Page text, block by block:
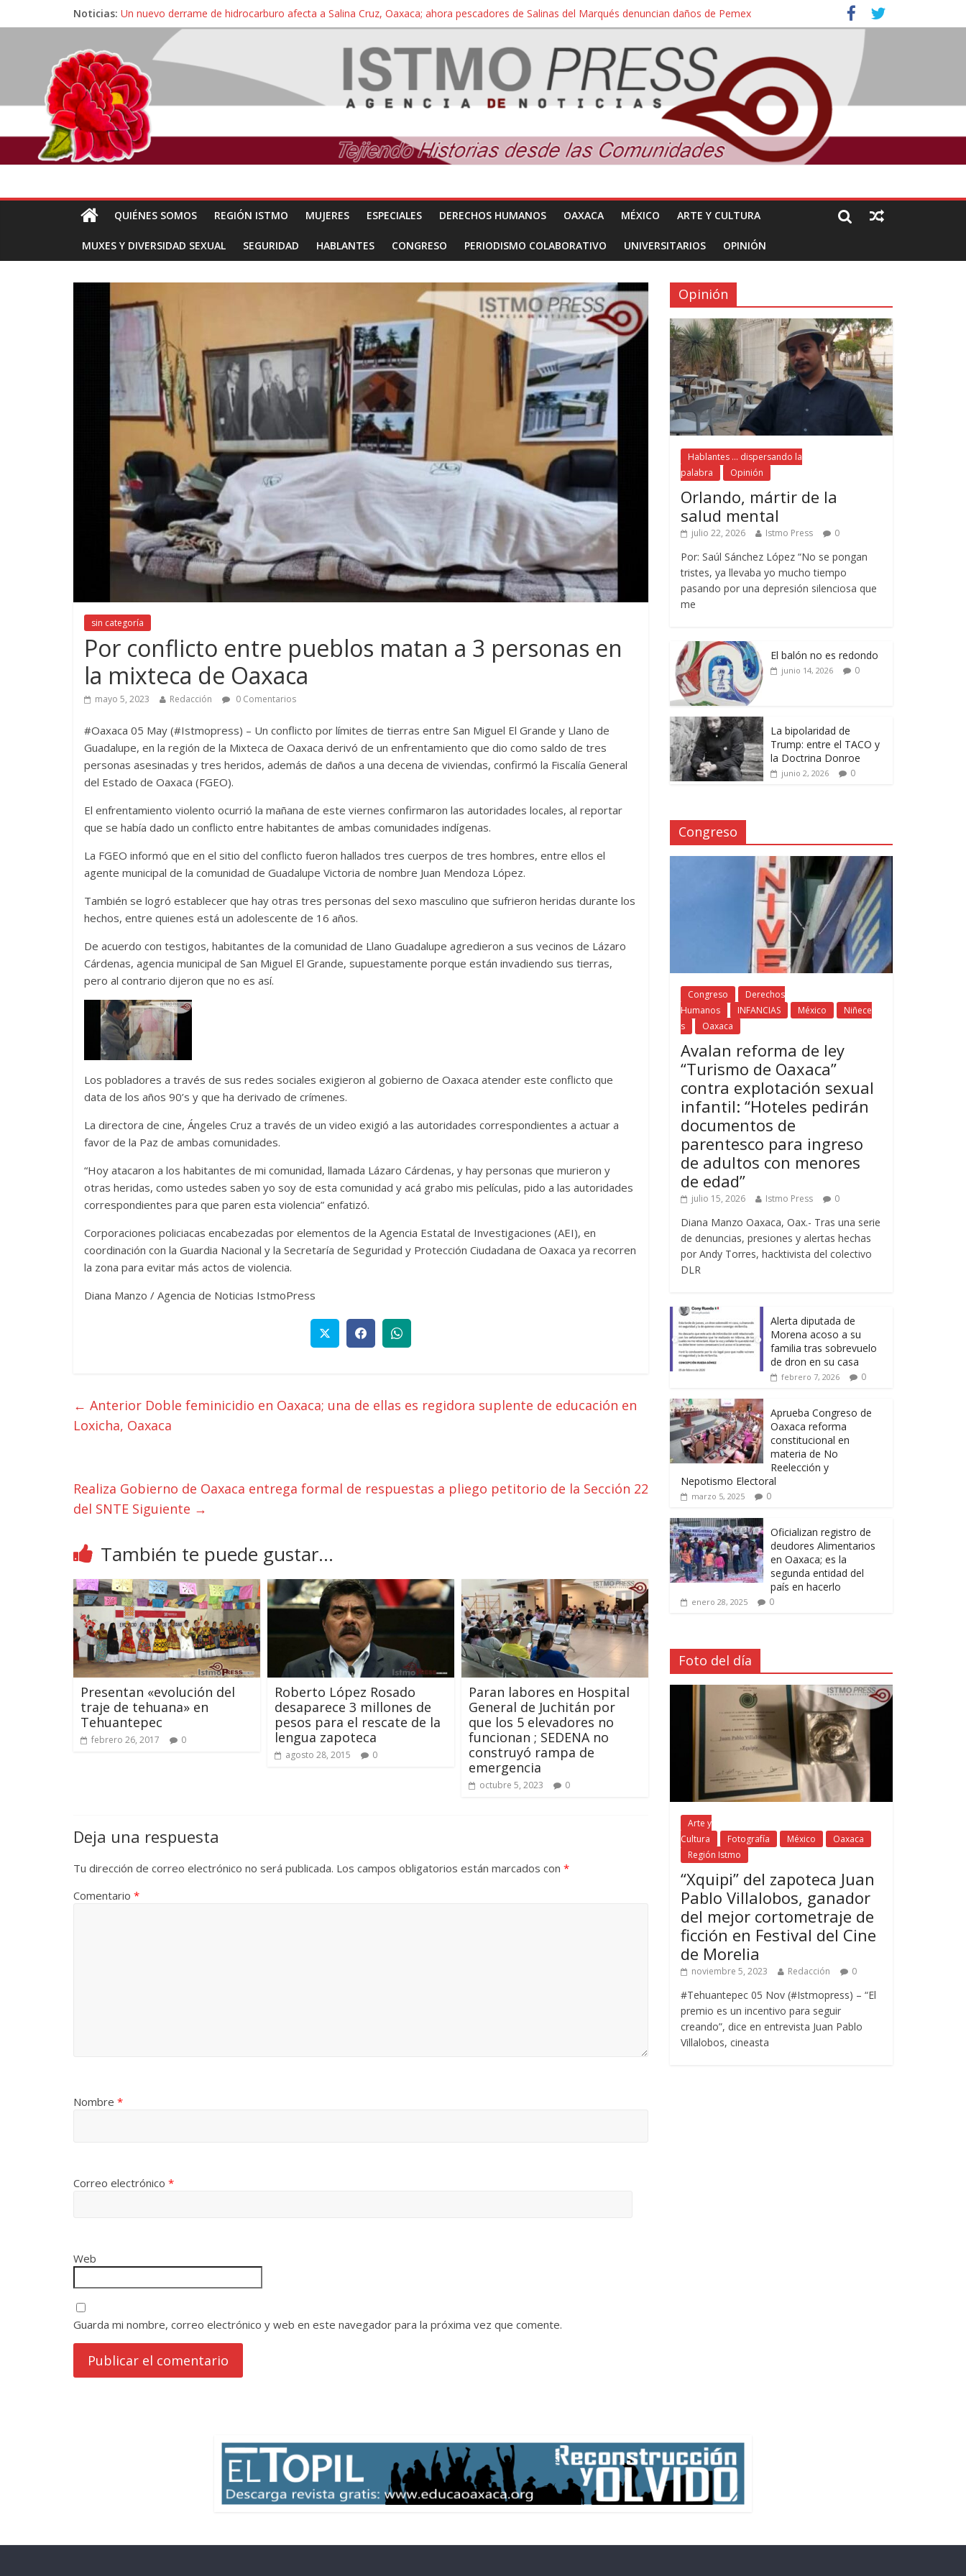
Noticias: Un nuevo derrame de hidrocarburo afecta a Salina Cruz, Oaxaca; ahora pescadores de Salinas del Marqués denuncian daños de Pemex
Ángel, el joven autista expulsado por la Universidad Bienestar de Ixtepec, Oaxaca vuelve a las aulas tras amparo
Familiares de periodista Alejandro Leyva se reúnen con titular de la SEGOB y exigen detener a los autores materiales e intelectuales de su asesinato
Alertan pescadores de Juchitán, Oaxaca de nuevo despojo de su territorio para construir un parque eólico
Pescadores y comuneros ikoots detienen la extracción ilegal de material pétreo de gravera Oyamel
QUIÉNES SOMOS REGIÓN ISTMO MUJERES ESPECIALES DERECHOS HUMANOS OAXACA MÉXICO ARTE Y CULTURA
MUXES Y DIVERSIDAD SEXUAL SEGURIDAD HABLANTES CONGRESO PERIODISMO COLABORATIVO UNIVERSITARIOS OPINIÓN
sin categoría
Por conflicto entre pueblos matan a 3 personas en
la mixteca de Oaxaca
mayo 5, 2023 Redacción 0 Comentarios
#Oaxaca 05 May (#Istmopress) – Un conflicto por límites de tierras entre San Miguel El Grande y Llano de
Guadalupe, en la región de la Mixteca de Oaxaca derivó de un enfrentamiento que dio como saldo de tres
personas asesinadas y tres heridos, además de daños a una decena de viviendas, confirmó la Fiscalía General
del Estado de Oaxaca (FGEO).
El enfrentamiento violento ocurrió la mañana de este viernes confirmaron las autoridades locales, al reportar
que se había dado un conflicto entre habitantes de ambas comunidades indígenas.
La FGEO informó que en el sitio del conflicto fueron hallados tres cuerpos de tres hombres, entre ellos el
agente municipal de la comunidad de Guadalupe Victoria de nombre Juan Mendoza López.
También se logró establecer que hay otras tres personas del sexo masculino que sufrieron heridas durante los
hechos, entre quienes está un adolescente de 16 años.
De acuerdo con testigos, habitantes de la comunidad de Llano Guadalupe agredieron a sus vecinos de Lázaro
Cárdenas, agencia municipal de San Miguel El Grande, supuestamente porque están invadiendo sus tierras,
pero al contrario dijeron que no es así.
Los pobladores a través de sus redes sociales exigieron al gobierno de Oaxaca atender este conflicto que
data de los años 90’s y que ha derivado de crímenes.
La directora de cine, Ángeles Cruz a través de un video exigió a las autoridades correspondientes a actuar a
favor de la Paz de ambas comunidades.
“Hoy atacaron a los habitantes de mi comunidad, llamada Lázaro Cárdenas, y hay personas que murieron y
otras heridas, como ustedes saben yo soy de esta comunidad y acá grabo mis películas, pido a las autoridades
correspondientes para que paren esta violencia” enfatizó.
Corporaciones policiacas encabezadas por elementos de la Agencia Estatal de Investigaciones (AEI), en
coordinación con la Guardia Nacional y la Secretaría de Seguridad y Protección Ciudadana de Oaxaca ya recorren
la zona para evitar más actos de violencia.
Diana Manzo / Agencia de Noticias IstmoPress
← Anterior Doble feminicidio en Oaxaca; una de ellas es regidora suplente de educación en
Loxicha, Oaxaca
Realiza Gobierno de Oaxaca entrega formal de respuestas a pliego petitorio de la Sección 22
del SNTE Siguiente →
También te puede gustar...
Presentan «evolución del
traje de tehuana» en
Tehuantepec
febrero 26, 2017 0
Roberto López Rosado
desaparece 3 millones de
pesos para el rescate de la
lengua zapoteca
agosto 28, 2015 0
Paran labores en Hospital
General de Juchitán por
que los 5 elevadores no
funcionan ; SEDENA no
construyó rampa de
emergencia
octubre 5, 2023 0
Deja una respuesta
Tu dirección de correo electrónico no será publicada. Los campos obligatorios están marcados con *
Comentario *
Nombre *
Correo electrónico *
Web
Guarda mi nombre, correo electrónico y web en este navegador para la próxima vez que comente.
Opinión
Hablantes ... dispersando la
palabra
Opinión
Orlando, mártir de la
salud mental
julio 22, 2026 Istmo Press 0
Por: Saúl Sánchez López “No se pongan
tristes, ya llevaba yo mucho tiempo
pasando por una depresión silenciosa que
me
El balón no es redondo
junio 14, 2026 0
La bipolaridad de
Trump: entre el TACO y
la Doctrina Donroe
junio 2, 2026 0
Congreso
Congreso
Derechos
Humanos
INFANCIAS México
Niñece
s
Oaxaca
Avalan reforma de ley
“Turismo de Oaxaca”
contra explotación sexual
infantil: “Hoteles pedirán
documentos de
parentesco para ingreso
de adultos con menores
de edad”
julio 15, 2026 Istmo Press 0
Diana Manzo Oaxaca, Oax.- Tras una serie
de denuncias, presiones y alertas hechas
por Andy Torres, hacktivista del colectivo
DLR
Alerta diputada de
Morena acoso a su
familia tras sobrevuelo
de dron en su casa
febrero 7, 2026 0
Aprueba Congreso de
Oaxaca reforma
constitucional en
materia de No
Reelección y
Nepotismo Electoral
marzo 5, 2025 0
Oficializan registro de
deudores Alimentarios
en Oaxaca; es la
segunda entidad del
país en hacerlo
enero 28, 2025 0
Foto del día
Arte y
Cultura
Fotografía México
Oaxaca
Región Istmo
“Xquipi” del zapoteca Juan
Pablo Villalobos, ganador
del mejor cortometraje de
ficción en Festival del Cine
de Morelia
noviembre 5, 2023 Redacción 0
#Tehuantepec 05 Nov (#Istmopress) – “El
premio es un incentivo para seguir
creando”, dice en entrevista Juan Pablo
Villalobos, cineasta